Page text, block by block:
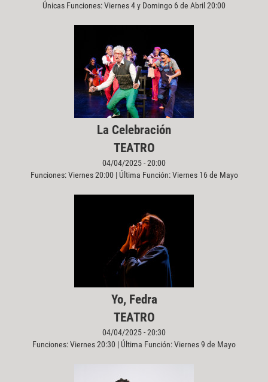
Únicas Funciones: Viernes 4 y Domingo 6 de Abril 20:00
La Celebración
TEATRO
04/04/2025 - 20:00
Funciones: Viernes 20:00 | Última Función: Viernes 16 de Mayo
Yo, Fedra
TEATRO
04/04/2025 - 20:30
Funciones: Viernes 20:30 | Última Función: Viernes 9 de Mayo